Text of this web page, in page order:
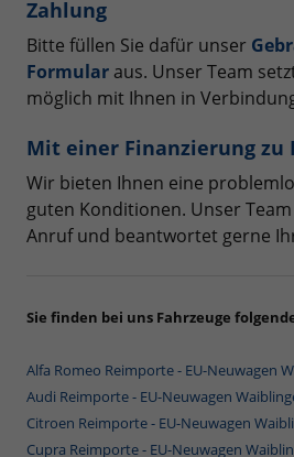
Zahlung
Bitte füllen Sie dafür unser
Formular aus. Unser Team
möglich mit Ihnen in
Mit einer Finanzierung zu
Wir bieten Ihnen eine
guten Konditionen. Unser
Anruf und beantwortet gerne
Sie finden bei uns Fahrzeuge
Alfa Romeo Reimporte - EU-Neuwagen
Audi Reimporte - EU-Neuwagen
Citroen Reimporte - EU-Neuwagen
Cupra Reimporte - EU-Neuwagen